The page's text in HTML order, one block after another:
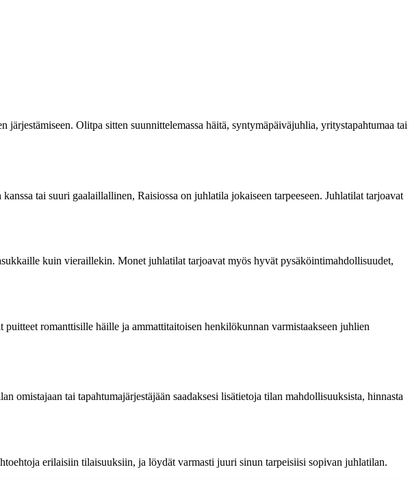
Olitpa sitten suunnittelemassa häitä, syntymäpäiväjuhlia, yritystapahtumaa tai
tai suuri gaalaillallinen, Raisiossa on juhlatila jokaiseen tarpeeseen. Juhlatilat tarjoavat
kuin vieraillekin. Monet juhlatilat tarjoavat myös hyvät pysäköintimahdollisuudet,
romanttisille häille ja ammattitaitoisen henkilökunnan varmistaakseen juhlien
omistajaan tai tapahtumajärjestäjään saadaksesi lisätietoja tilan mahdollisuuksista, hinnasta
erilaisiin tilaisuuksiin, ja löydät varmasti juuri sinun tarpeisiisi sopivan juhlatilan.